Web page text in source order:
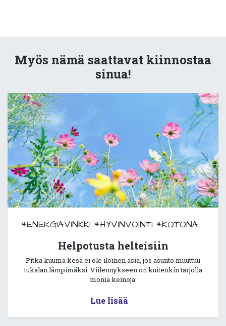
Myös nämä saattavat kiinnostaa
sinua!
#ENERGIAVINKKI #HYVINVOINTI #KOTONA
Helpotusta helteisiin
Pitkä kuuma kesä ei ole iloinen asia, jos asunto muuttuu
tukalan lämpimäksi. Viilennykseen on kuitenkin tarjolla
monia keinoja.
Lue lisää